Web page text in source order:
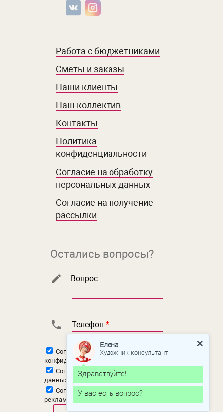
Работа с бюджетниками
Сметы и заказы
Наши клиенты
Наш коллектив
Контакты
Политика
конфиденциальности
Согласие на обработку
персональных данных
Согласие на получение
рассылки
Остались вопросы?
Вопрос
Телефон *
Согласен сполитикой
конфиденциальности
Согласен наобработку персональных
данных
Согласен наполучение новостной и
рекламной рассылки
Елена
Художник-консультант
Здравствуйте!
У вас есть вопрос?